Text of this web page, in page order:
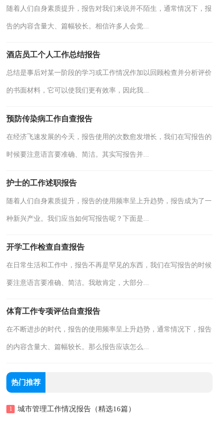
随着人们自身素质提升，报告对我们来说并不陌生，通常情况下，报
告的内容含量大、篇幅较长。相信许多人会觉...
酒店员工个人工作总结报告
总结是事后对某一阶段的学习或工作情况作加以回顾检查并分析评价
的书面材料，它可以使我们更有效率，因此我...
预防传染病工作自查报告
在经济飞速发展的今天，报告使用的次数愈发增长，我们在写报告的
时候要注意语言要准确、简洁。其实写报告并...
护士的工作述职报告
随着人们自身素质提升，报告的使用频率呈上升趋势，报告成为了一
种新兴产业。我们应当如何写报告呢？下面是...
开学工作检查自查报告
在日常生活和工作中，报告不再是罕见的东西，我们在写报告的时候
要注意语言要准确、简洁。我敢肯定，大部分...
体育工作专项评估自查报告
在不断进步的时代，报告的使用频率呈上升趋势，通常情况下，报告
的内容含量大、篇幅较长。那么报告应该怎么...
热门推荐
1 城市管理工作情况报告（精选16篇）